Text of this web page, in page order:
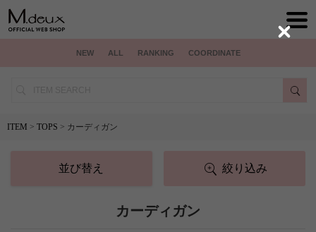
NEW ALL RANKING COORDINATE
ITEM > TOPS > カーディガン
並び替え 絞り込み
カーディガン
Close